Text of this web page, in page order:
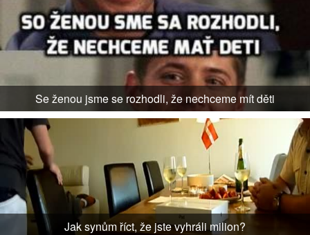
Se ženou jsme se rozhodli, že nechceme mít děti
Jak synům říct, že jste vyhráli milion?